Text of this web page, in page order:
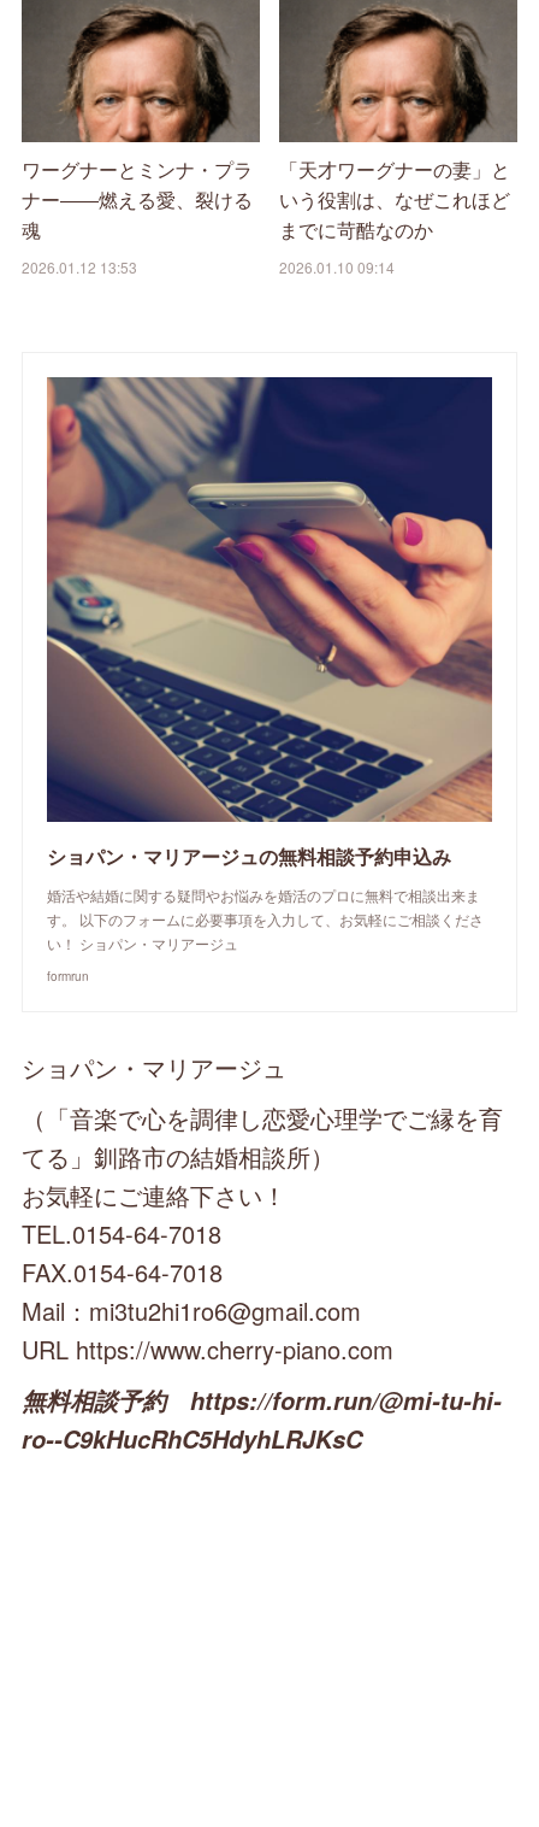
ワーグナーとミンナ・プラ
ナー――燃える愛、裂ける
魂
2026.01.12 13:53
「天才ワーグナーの妻」と
いう役割は、なぜこれほど
までに苛酷なのか
2026.01.10 09:14
ショパン・マリアージュの無料相談予約申込み
婚活や結婚に関する疑問やお悩みを婚活のプロに無料で相談出来ま
す。 以下のフォームに必要事項を入力して、お気軽にご相談くださ
い！ ショパン・マリアージュ
formrun
ショパン・マリアージュ
（「音楽で心を調律し恋愛心理学でご縁を育
てる」釧路市の結婚相談所）
お気軽にご連絡下さい！
TEL.0154-64-7018
FAX.0154-64-7018
Mail：mi3tu2hi1ro6@gmail.com
URL https://www.cherry-piano.com
無料相談予約 https://form.run/@mi-tu-hi-
ro--C9kHucRhC5HdyhLRJKsC